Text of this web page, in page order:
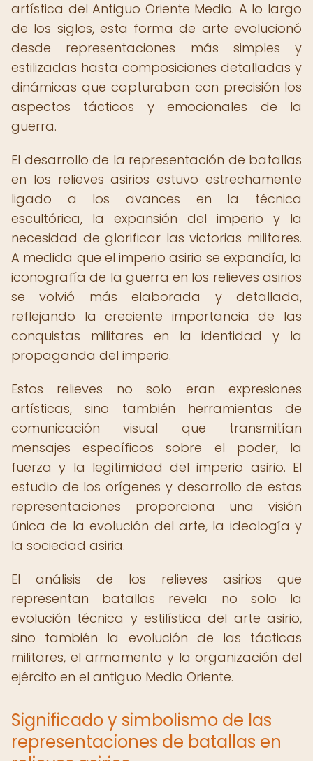
artística del Antiguo Oriente Medio. A lo largo
de los siglos, esta forma de arte evolucionó
desde representaciones más simples y
estilizadas hasta composiciones detalladas y
dinámicas que capturaban con precisión los
aspectos tácticos y emocionales de la
guerra.
El desarrollo de la representación de batallas
en los relieves asirios estuvo estrechamente
ligado a los avances en la técnica
escultórica, la expansión del imperio y la
necesidad de glorificar las victorias militares.
A medida que el imperio asirio se expandía, la
iconografía de la guerra en los relieves asirios
se volvió más elaborada y detallada,
reflejando la creciente importancia de las
conquistas militares en la identidad y la
propaganda del imperio.
Estos relieves no solo eran expresiones
artísticas, sino también herramientas de
comunicación visual que transmitían
mensajes específicos sobre el poder, la
fuerza y la legitimidad del imperio asirio. El
estudio de los orígenes y desarrollo de estas
representaciones proporciona una visión
única de la evolución del arte, la ideología y
la sociedad asiria.
El análisis de los relieves asirios que
representan batallas revela no solo la
evolución técnica y estilística del arte asirio,
sino también la evolución de las tácticas
militares, el armamento y la organización del
ejército en el antiguo Medio Oriente.
Significado y simbolismo de las
representaciones de batallas en